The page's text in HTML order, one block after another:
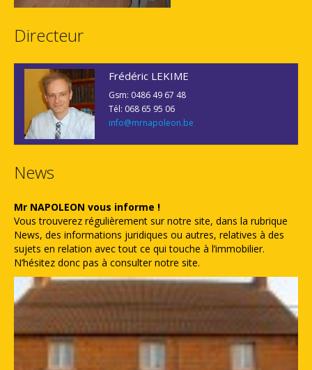
Directeur
Frédéric LEKIME
Gsm: 0486 49 67 48
Tél: 068 65 95 06
info@mrnapoleon.be
News
Mr NAPOLEON vous informe !
Vous trouverez régulièrement sur notre site, dans la rubrique
News, des informations juridiques ou autres, relatives à des
sujets en relation avec tout ce qui touche à l’immobilier.
N’hésitez donc pas à consulter notre site.